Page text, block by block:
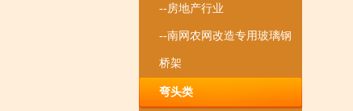
--房地产行业
--南网农网改造专用玻璃钢
桥架
弯头类